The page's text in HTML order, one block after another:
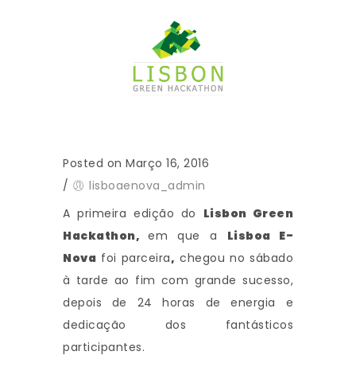
Posted on Março 16, 2016
/
lisboaenova_admin
A primeira edição do Lisbon Green
Hackathon,em que a Lisboa E-
Nova foi parceira, chegou no sábado
à tarde ao fim com grande sucesso,
depois de 24 horas de energia e
dedicação dos fantásticos
participantes.